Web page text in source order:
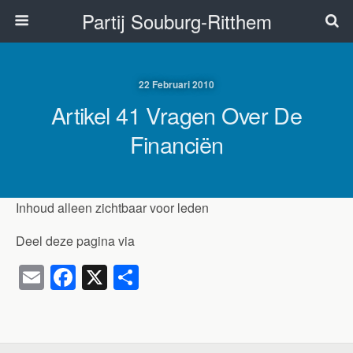
Partij Souburg-Ritthem
22 Februari 2010
Artikel 41 Vragen Over De
Financiën
Inhoud alleen zichtbaar voor leden
Deel deze pagina via
E
m
F
a
X